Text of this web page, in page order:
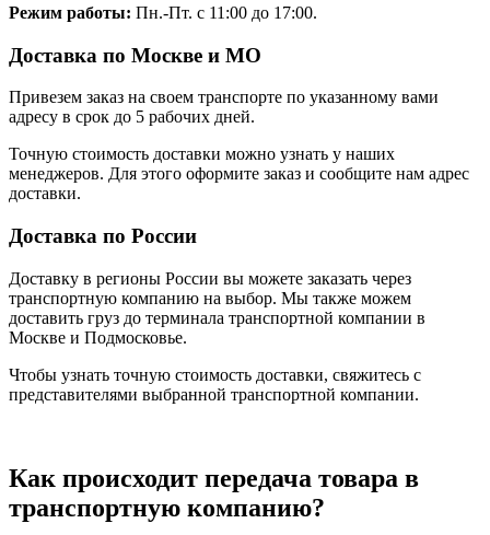
Режим работы: Пн.-Пт. с 11:00 до 17:00.
Доставка по Москве и МО
Привезем заказ на своем транспорте по указанному вами
адресу в срок до 5 рабочих дней.
Точную стоимость доставки можно узнать у наших
менеджеров. Для этого оформите заказ и сообщите нам адрес
доставки.
Доставка по России
Доставку в регионы России вы можете заказать через
транспортную компанию на выбор. Мы также можем
доставить груз до терминала транспортной компании в
Москве и Подмосковье.
Чтобы узнать точную стоимость доставки, свяжитесь с
представителями выбранной транспортной компании.
Как происходит передача товара в
транспортную компанию?